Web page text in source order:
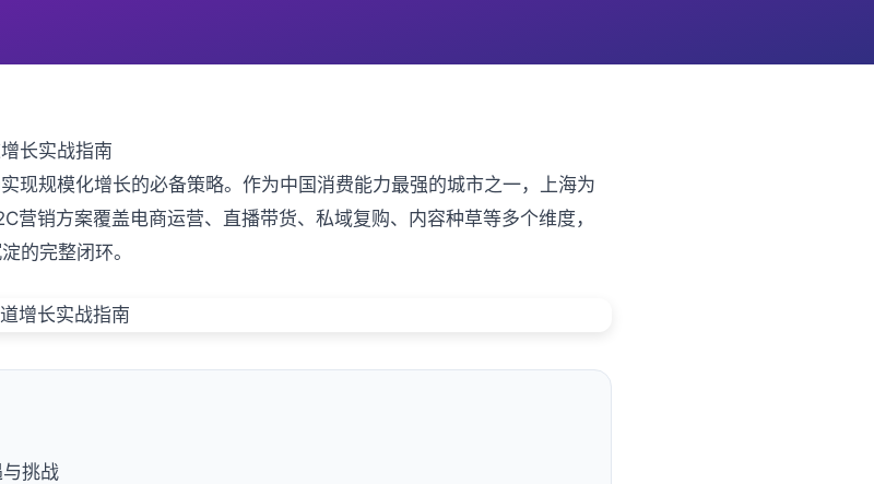
长实战指南
现规模化增长的必备策略。作为中国消费能力最强的城市之一，上海为
营销方案覆盖电商运营、直播带货、私域复购、内容种草等多个维度，
的完整闭环。
挑战